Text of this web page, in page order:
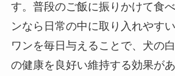
す。普段のご飯に振りかけて食
ンなら日常の中に取り入れやす
ワンを毎日与えることで、犬の
の健康を良好い維持する効果があ